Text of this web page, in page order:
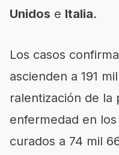
Unidos e Italia.
Los casos
ascienden a 191
ralentización de la
enfermedad en
curados a 74 mil